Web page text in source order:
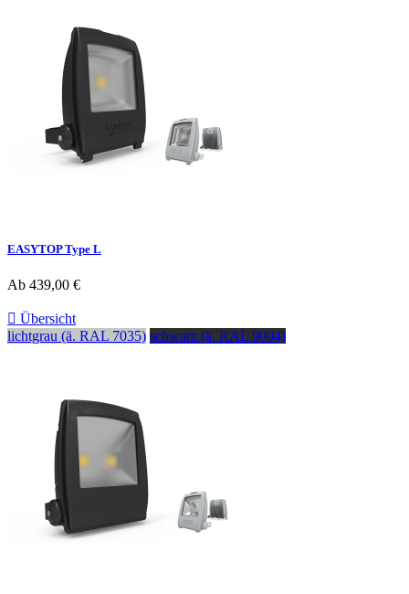
EASYTOP Type L
Ab 439,00 €
 Übersicht
lichtgrau (ä. RAL 7035) schwarz (ä. RAL 9004)